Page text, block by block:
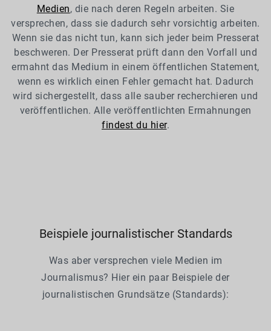
Medien, die nach deren Regeln arbeiten. Sie
versprechen, dass sie dadurch sehr vorsichtig arbeiten.
Wenn sie das nicht tun, kann sich jeder beim Presserat
beschweren. Der Presserat prüft dann den Vorfall und
ermahnt das Medium in einem öffentlichen Statement,
wenn es wirklich einen Fehler gemacht hat. Dadurch
wird sichergestellt, dass alle sauber recherchieren und
veröffentlichen. Alle veröffentlichten Ermahnungen
findest du hier.
Beispiele journalistischer Standards
Was aber versprechen viele Medien im
Journalismus? Hier ein paar Beispiele der
journalistischen Grundsätze (Standards):